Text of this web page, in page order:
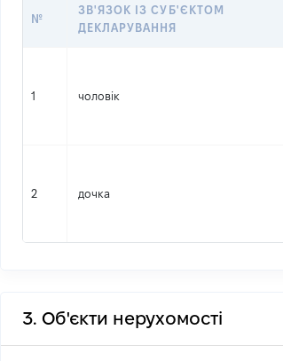
№
ЗВ'ЯЗОК ІЗ СУБ'ЄКТОМ
ДЕКЛАРУВАННЯ
1 чоловік
2 дочка
3. Об'єкти нерухомості